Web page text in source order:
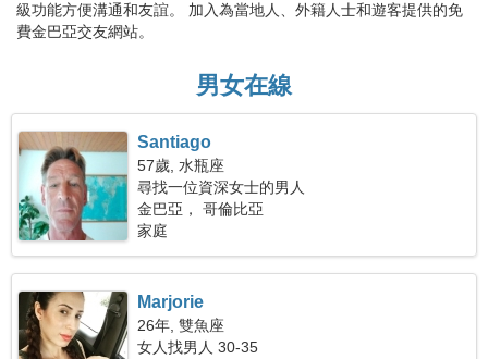
級功能方便溝通和友誼。 加入為當地人、外籍人士和遊客提供的免
費金巴亞交友網站。
男女在線
Santiago
57歲, 水瓶座
尋找一位資深女士的男人
金巴亞， 哥倫比亞
家庭
Marjorie
26年, 雙魚座
女人找男人 30-35